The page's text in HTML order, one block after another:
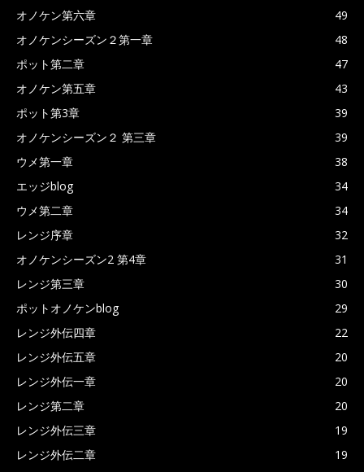
オノケン第六章
49
オノケンシーズン２第一章
48
ポット第二章
47
オノケン第五章
43
ポット第3章
39
オノケンシーズン２ 第三章
39
ウメ第一章
38
エッジblog
34
ウメ第二章
34
レンジ序章
32
オノケンシーズン2 第4章
31
レンジ第三章
30
ポットオノケンblog
29
レンジ外伝四章
22
レンジ外伝五章
20
レンジ外伝一章
20
レンジ第二章
20
レンジ外伝三章
19
レンジ外伝二章
19